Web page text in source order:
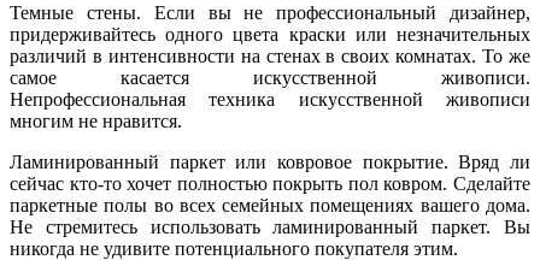
Темные стены. Если вы не профессиональный дизайнер,
придерживайтесь одного цвета краски или незначительных
различий в интенсивности на стенах в своих комнатах. То же
самое касается искусственной живописи.
Непрофессиональная техника искусственной живописи
многим не нравится.
Ламинированный паркет или ковровое покрытие. Вряд ли
сейчас кто-то хочет полностью покрыть пол ковром. Сделайте
паркетные полы во всех семейных помещениях вашего дома.
Не стремитесь использовать ламинированный паркет. Вы
никогда не удивите потенциального покупателя этим.